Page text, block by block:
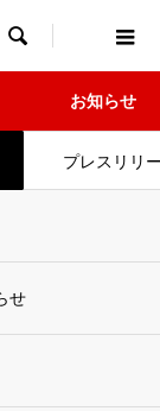

お知らせ
プレスリリ
せ